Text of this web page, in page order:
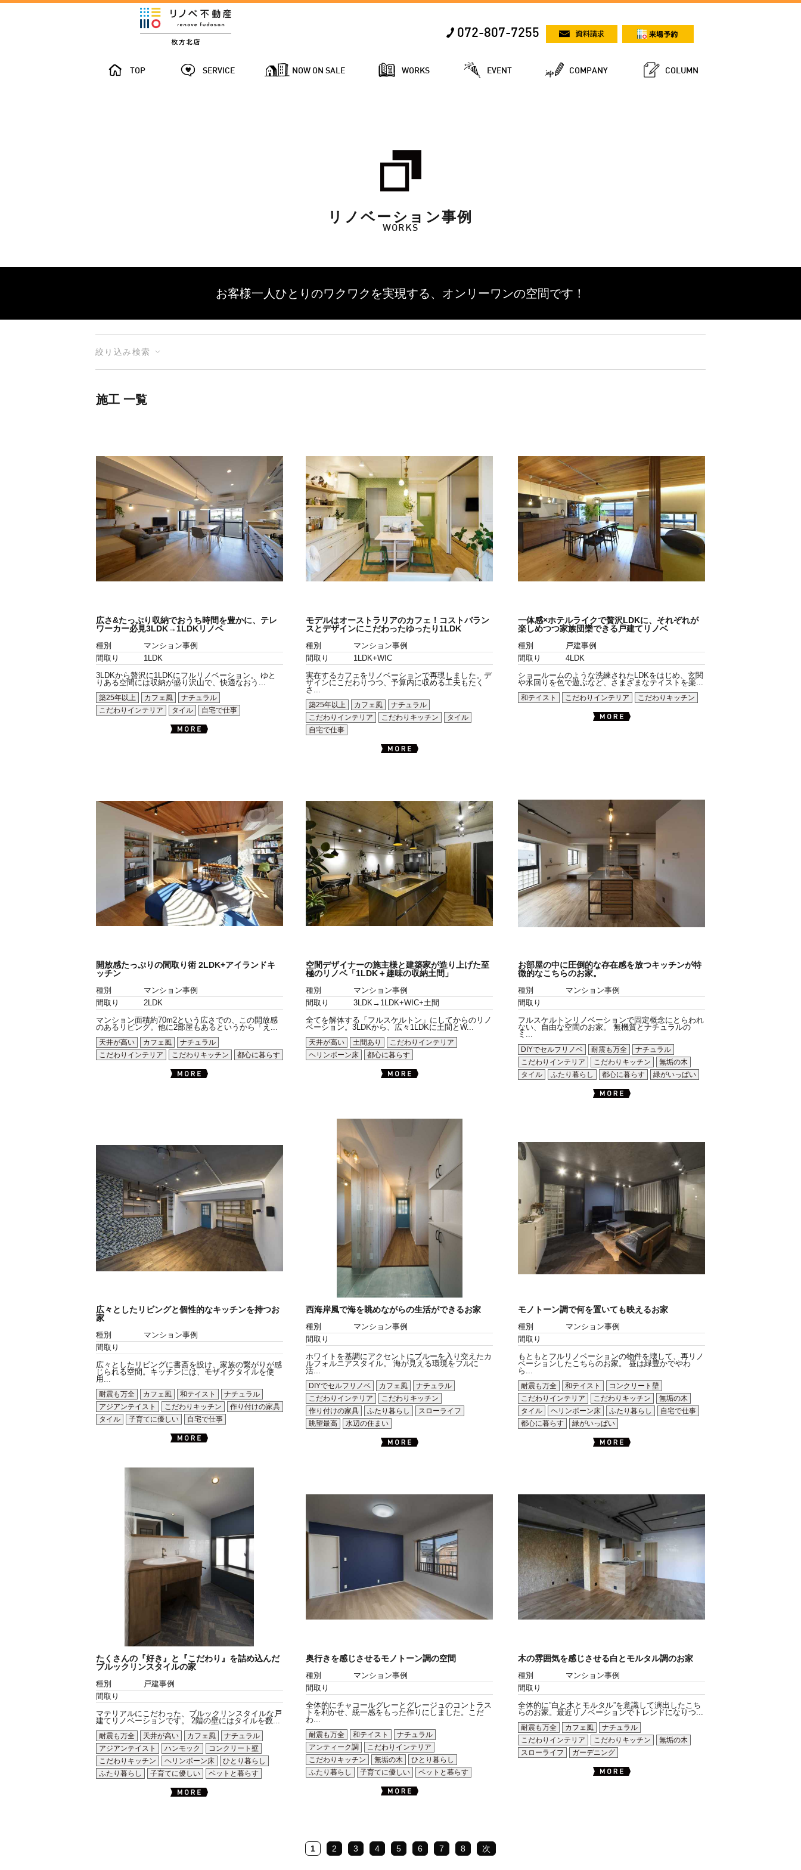
072-807-7255
TOP SERVICE NOW ON SALE WORKS EVENT COMPANY COLUMN
リノベーション事例
WORKS
お客様一人ひとりのワクワクを実現する、 オンリーワンの空間です！
絞り込み検索
施工 一覧
広さ&たっぷり収納でおうち時間を豊かに、テレ
ワーカー必見3LDK→1LDKリノベ
種別
マンション事例
間取り
1LDK
3LDKから贅沢に1LDKにフルリノベーション。 ゆと
りある空間には収納が盛り沢山で、快適なおう...
築25年以上
カフェ風
ナチュラル
こだわりインテリア
タイル 自宅で仕事
モデルはオーストラリアのカフェ！コストバラン
スとデザインにこだわったゆったり1LDK
種別
マンション事例
間取り
1LDK+WIC
実在するカフェをリノベーションで再現しました。デ
ザインにこだわりつつ、予算内に収める工夫もたく
さ...
築25年以上
カフェ風
ナチュラル
こだわりインテリア
こだわりキッチン
タイル
自宅で仕事
一体感×ホテルライクで贅沢LDKに、それぞれが
楽しめつつ家族団欒できる戸建てリノベ
種別
戸建事例
間取り
4LDK
ショールームのような洗練されたLDKをはじめ、玄関
や水回りを色で遊ぶなど、さまざまなテイストを楽...
和テイスト
こだわりインテリア こだわりキッチン
開放感たっぷりの間取り術 2LDK+アイランドキ
ッチン
種別
マンション事例
間取り
2LDK
マンション面積約70m2という広さでの、この開放感
のあるリビング。他に2部屋もあるというから「え...
天井が高い
カフェ風
ナチュラル
こだわりインテリア
こだわりキッチン 都心に暮らす
空間デザイナーの施主様と建築家が造り上げた至
極のリノベ「1LDK＋趣味の収納土間」
種別
マンション事例
間取り
3LDK→1LDK+WIC+土間
全てを解体する「フルスケルトン」にしてからのリノ
ベーション。3LDKから、広々1LDKに土間とW...
天井が高い
土間あり
こだわりインテリア
ヘリンボーン床
都心に暮らす
お部屋の中に圧倒的な存在感を放つキッチンが特
徴的なこちらのお家。
種別
マンション事例
間取り
フルスケルトンリノベーションで固定概念にとらわれ
ない、自由な空間のお家。 無機質とナチュラルの
ミ...
DIYでセルフリノベ
耐震も万全
ナチュラル
こだわりインテリア
こだわりキッチン
無垢の木
タイル
ふたり暮らし 都心に暮らす 緑がいっぱい
広々としたリビングと個性的なキッチンを持つお
家
種別
マンション事例
間取り
広々としたリビングに書斎を設け、家族の繋がりが感
じられる空間。キッチンには、モザイクタイルを使
用...
耐震も万全
カフェ風 和テイスト
ナチュラル
アジアンテイスト
こだわりキッチン
作り付けの家具
タイル
子育てに優しい 自宅で仕事
西海岸風で海を眺めながらの生活ができるお家
種別
マンション事例
間取り
ホワイトを基調にアクセントにブルーを入り交えたカ
ルフォルニアスタイル。 海が見える環境をフルに
活...
DIYでセルフリノベ
カフェ風
ナチュラル
こだわりインテリア
こだわりキッチン
作り付けの家具
ふたり暮らし
スローライフ
眺望最高
水辺の住まい
モノトーン調で何を置いても映えるお家
種別
マンション事例
間取り
もともとフルリノベーションの物件を壊して、再リノ
ベーションしたこちらのお家。 昼は緑豊かでやわ
ら...
耐震も万全
和テイスト
コンクリート壁
こだわりインテリア
こだわりキッチン
無垢の木
タイル
ヘリンボーン床 ふたり暮らし
自宅で仕事
都心に暮らす
緑がいっぱい
たくさんの『好き』と『こだわり』を詰め込んだ
ブルックリンスタイルの家
種別
戸建事例
間取り
マテリアルにこだわった、ブルックリンスタイルな戸
建てリノベーションです。 2階の壁にはタイルを数...
耐震も万全
天井が高い カフェ風
ナチュラル
アジアンテイスト
ハンモック
コンクリート壁
こだわりキッチン
ヘリンボーン床
ひとり暮らし
ふたり暮らし
子育てに優しい ペットと暮らす
奥行きを感じさせるモノトーン調の空間
種別
マンション事例
間取り
全体的にチャコールグレーとグレージュのコントラス
トを利かせ、統一感をもった作りにしました。こだ
わ...
耐震も万全
和テイスト
ナチュラル
アンティーク調
こだわりインテリア
こだわりキッチン
無垢の木
ひとり暮らし
ふたり暮らし
子育てに優しい ペットと暮らす
木の雰囲気を感じさせる白とモルタル調のお家
種別
マンション事例
間取り
全体的に”白と木とモルタル”を意識して演出したこち
らのお家。最近リノベーションでトレンドになりつ...
耐震も万全
カフェ風
ナチュラル
こだわりインテリア
こだわりキッチン
無垢の木
スローライフ
ガーデニング
1 2 3 4 5 6 7 8 次